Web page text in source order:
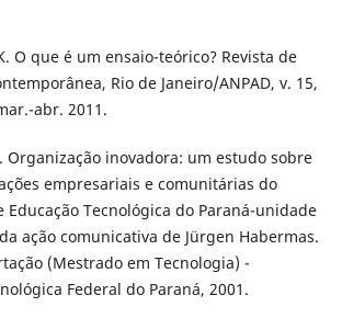
O que é um ensaio-teórico? Revista de
Rio de Janeiro/ANPAD, v. 15,
abr. 2011.
Organização inovadora: um estudo sobre
empresariais e comunitárias do
Educação Tecnológica do Paraná-unidade
ação comunicativa de Jürgen Habermas.
(Mestrado em Tecnologia) -
Federal do Paraná, 2001.